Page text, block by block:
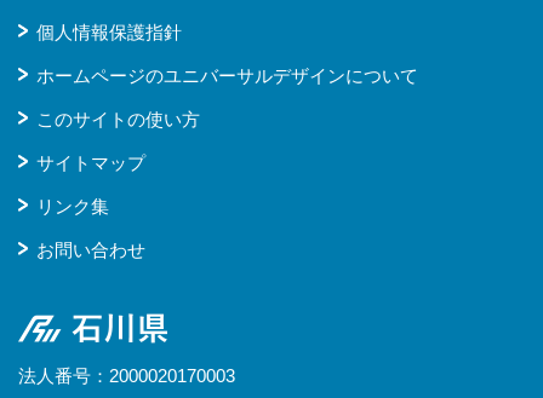
個人情報保護指針
ホームページのユニバーサルデザインについて
このサイトの使い方
サイトマップ
リンク集
お問い合わせ
石川県
法人番号：2000020170003